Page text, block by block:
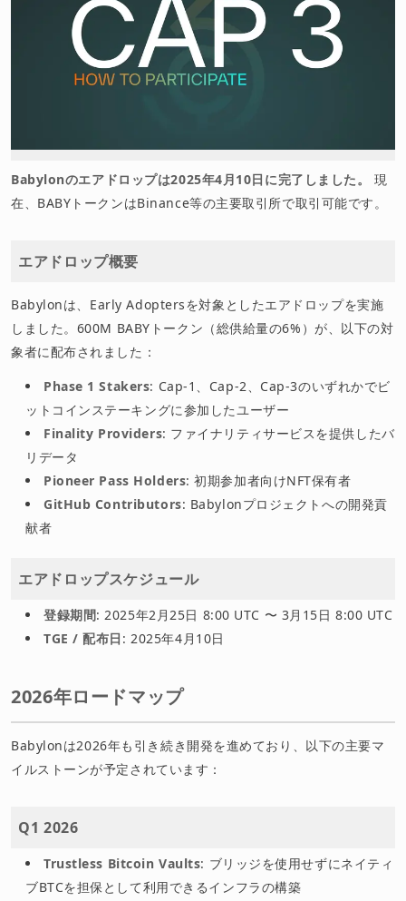
Babylonのエアドロップは2025年4月10日に完了しました。
現
在、BABYトークンはBinance等の主要取引所で取引可能です。
エアドロップ概要
Babylonは、Early Adoptersを対象としたエアドロップを実施
しました。600M BABYトークン（総供給量の6%）が、以下の対
象者に配布されました：
Phase 1 Stakers: Cap-1、Cap-2、Cap-3のいずれかでビ
ットコインステーキングに参加したユーザー
Finality Providers: ファイナリティサービスを提供したバ
リデータ
Pioneer Pass Holders: 初期参加者向けNFT保有者
GitHub Contributors: Babylonプロジェクトへの開発貢
献者
エアドロップスケジュール
登録期間: 2025年2月25日 8:00 UTC 〜 3月15日 8:00 UTC
TGE / 配布日 : 2025年4月10日
2026年ロードマップ
Babylonは2026年も引き続き開発を進めており、以下の主要マ
イルストーンが予定されています：
Q1 2026
Trustless Bitcoin Vaults: ブリッジを使用せずにネイティ
ブBTCを担保として利用できるインフラの構築